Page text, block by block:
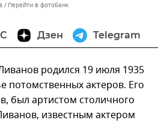
Перейти в фотобанк
Дзен Telegram
родился 19 июля 1935
потомственных актеров. Его
был артистом столичного
известным актером